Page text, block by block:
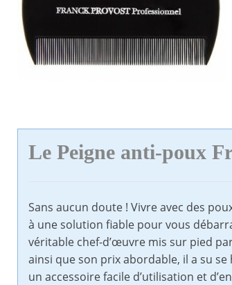
Le Peigne anti-poux
Sans aucun doute ! Vivre avec des
à une solution fiable pour vous
véritable chef-d’œuvre mis sur pied
ainsi que son prix abordable, il a su
un accessoire facile d’utilisation et